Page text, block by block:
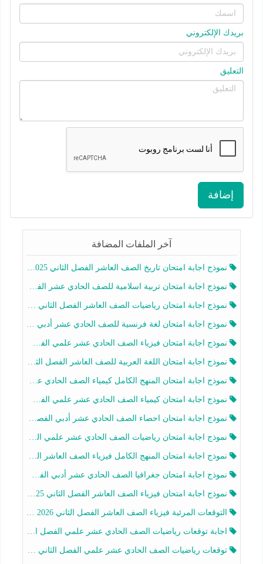
بريدك الإلكتروني
التعليق
إضافة
آخر الملفات المضافة
نموذج اجابة امتحان تاريخ الصف العاشر الفصل الثاني 2025-2026
نموذج اجابة امتحان تربية اسلامية للصف الحادي عشر الفصل الثاني 2025-2026
نموذج اجابة امتحان رياضيات الصف العاشر الفصل الثاني 2025-2026
نموذج اجابة امتحان لغة فرنسية للصف الحادي عشر أدبي الفصل الثاني 2025-2026
نموذج اجابة امتحان فيزياء الصف الحادي عشر علمي الفصل الثاني 2025-2026
نموذج اجابة امتحان اللغة العربية للصف العاشر الفصل الثاني 2025-2026
نموذج اجابة امتحان المنهج الكامل كيمياء الصف الحادي عشر علمي الفصل الثاني 2025-2026
نموذج اجابة امتحان كيمياء الصف الحادي عشر علمي الفصل الثاني 2025-2026
نموذج اجابة امتحان احصاء الصف الحادي عشر أدبي الفصل الثاني 2025-2026
نموذج اجابة امتحان رياضيات الصف الحادي عشر علمي الفصل الثاني 2025-2026
نموذج اجابة امتحان المنهج الكامل فيزياء الصف العاشر الفصل الثاني 2025-2026
نموذج اجابة امتحان جغرافيا الصف الحادي عشر أدبي الفصل الثاني 2025-2026
نموذج اجابة امتحان فيزياء الصف العاشر الفصل الثاني 2025-2026
التوقعات المرئية فيزياء الصف العاشر الفصل الثاني 2026 أ هيثم الليثي
اجابة توقعات رياضيات الصف الحادي عشر علمي الفصل الثاني 2025-2026 أ عمرو فايز
توقعات رياضيات الصف الحادي عشر علمي الفصل الثاني 2025-2026 أ عمرو فايز